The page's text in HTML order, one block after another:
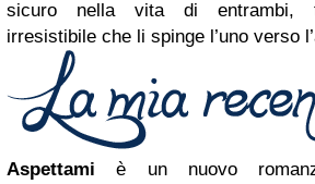
sicuro nella vita di entrambi,
irresistibile che li spinge l’uno verso
Aspettamiè un nuovo